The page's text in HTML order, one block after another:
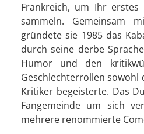
Frankreich, um Ihr erstes
sammeln. Gemeinsam
gründete sie 1985 das
durch seine derbe
Humor und den
Geschlechterrollen sowohl
Kritiker begeisterte. Das
Fangemeinde um sich
mehrere renommierte